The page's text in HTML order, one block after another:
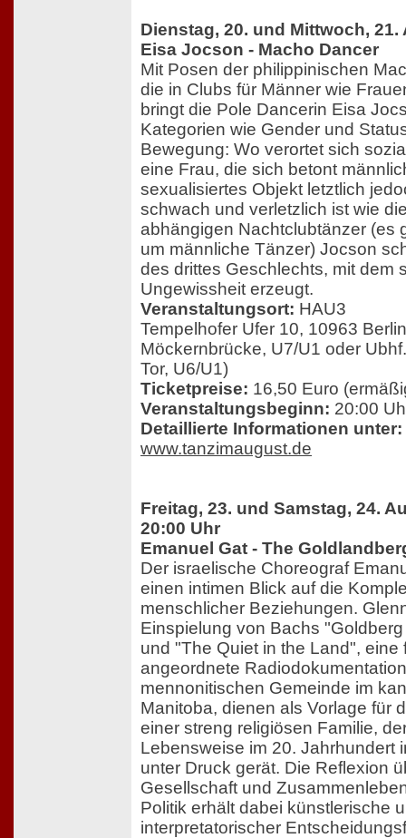
Dienstag, 20. und Mittwoch, 21.
Eisa Jocson - Macho Dancer
Mit Posen der philippinischen
die in Clubs für Männer wie
bringt die Pole Dancerin Eisa
Kategorien wie Gender und
Bewegung: Wo verortet sich
eine Frau, die sich betont
sexualisiertes Objekt letztlich
schwach und verletzlich ist wie
abhängigen Nachtclubtänzer (es
um männliche Tänzer) Jocson
des drittes Geschlechts, mit dem
Ungewissheit erzeugt.
Veranstaltungsort: HAU3
Tempelhofer Ufer 10, 10963
Möckernbrücke, U7/U1 oder
Tor, U6/U1)
Ticketpreise: 16,50 Euro
Veranstaltungsbeginn: 20:00
Detaillierte Informationen unter:
www.tanzimaugust.de
Freitag, 23. und Samstag, 24.
20:00 Uhr
Emanuel Gat - The
Der israelische Choreograf
einen intimen Blick auf die
menschlicher Beziehungen.
Einspielung von Bachs
und "The Quiet in the Land", eine
angeordnete
mennonitischen Gemeinde im
Manitoba, dienen als Vorlage für
einer streng religiösen Familie,
Lebensweise im 20. Jahrhundert
unter Druck gerät. Die Reflexion
Gesellschaft und
Politik erhält dabei künstlerische
interpretatorischer